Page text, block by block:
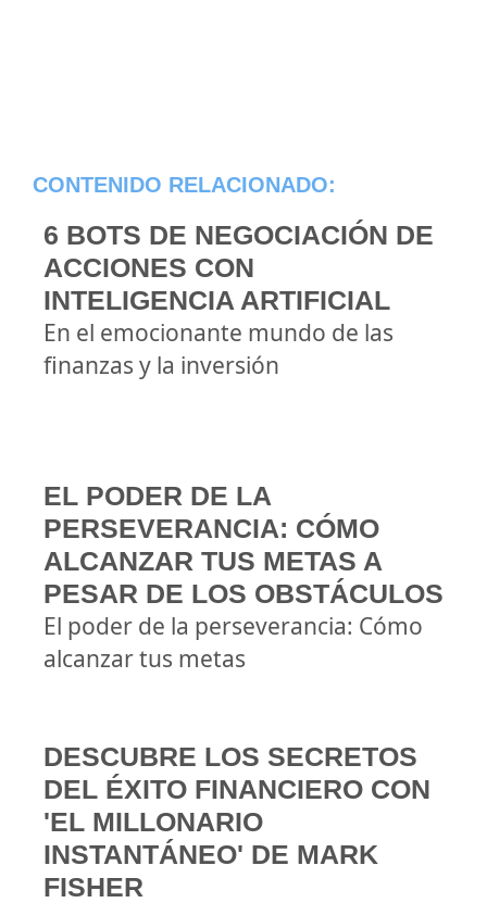
CONTENIDO RELACIONADO:
6 BOTS DE NEGOCIACIÓN DE
ACCIONES CON
INTELIGENCIA ARTIFICIAL
En el emocionante mundo de las
finanzas y la inversión
EL PODER DE LA
PERSEVERANCIA: CÓMO
ALCANZAR TUS METAS A
PESAR DE LOS OBSTÁCULOS
El poder de la perseverancia: Cómo
alcanzar tus metas
DESCUBRE LOS SECRETOS
DEL ÉXITO FINANCIERO CON
'EL MILLONARIO
INSTANTÁNEO' DE MARK
FISHER